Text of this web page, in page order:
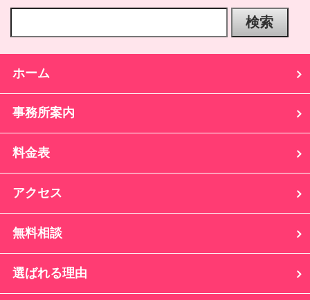
ホーム
事務所案内
料金表
アクセス
無料相談
選ばれる理由